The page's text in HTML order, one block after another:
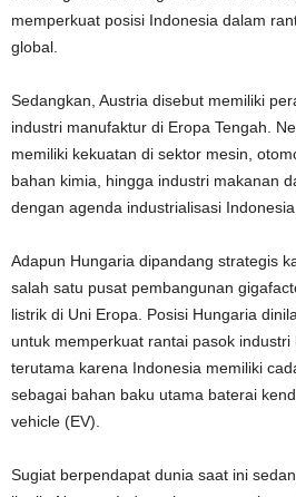
memperkuat posisi Indonesia dalam
global.
Sedangkan, Austria disebut memiliki
industri manufaktur di Eropa Tengah.
memiliki kekuatan di sektor mesin,
bahan kimia, hingga industri makanan
dengan agenda industrialisasi
Adapun Hungaria dipandang strategis
salah satu pusat pembangunan
listrik di Uni Eropa. Posisi Hungaria
untuk memperkuat rantai pasok
terutama karena Indonesia memiliki
sebagai bahan baku utama baterai
vehicle (EV).
Sugiat berpendapat dunia saat ini